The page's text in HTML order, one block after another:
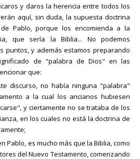
y daros la herencia entre todos los
aquí, sin duda, la supuesta doctrina
Pablo, porque los encomienda a la
que sería la Biblia... No podemos
puntos, y además estamos preparando
de "palabra de Dios" en las
que:
discurso, no había ninguna "palabra"
a la cual los ancianos hubiesen
y ciertamente no se trataba de los
en los cuales no está la doctrina de
Pablo, es mucho más que la Biblia, como
del Nuevo Testamento, comenzando